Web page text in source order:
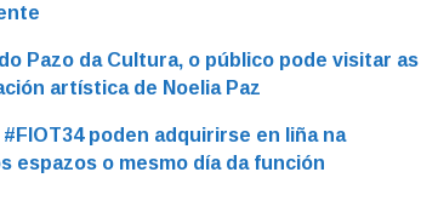
Pazo da Cultura, o público pode visitar as
artística de Noelia Paz
poden adquirirse en liña na
espazos o mesmo día da función